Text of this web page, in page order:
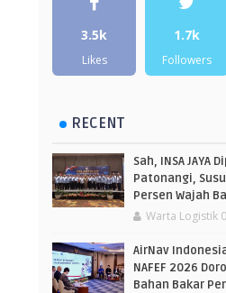
3.5k
Likes
1.7k
Followers
RECENT
Sah, INSA JAYA
Patonangi,
Persen Wajah
Warta Logistik
AirNav
NAFEF 2026
Bahan Bakar